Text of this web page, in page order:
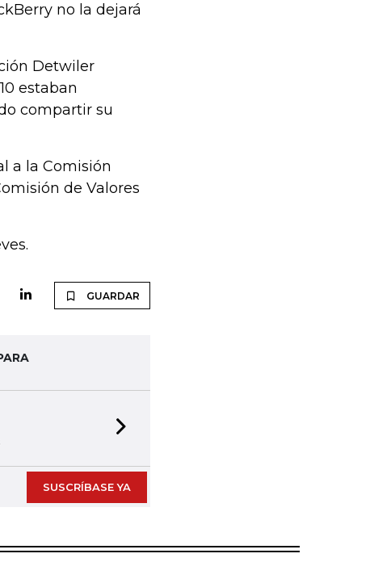
no la dejará
Detwiler
estaban
compartir su
a la Comisión
de Valores
GUARDAR
SUSCRÍBASE YA